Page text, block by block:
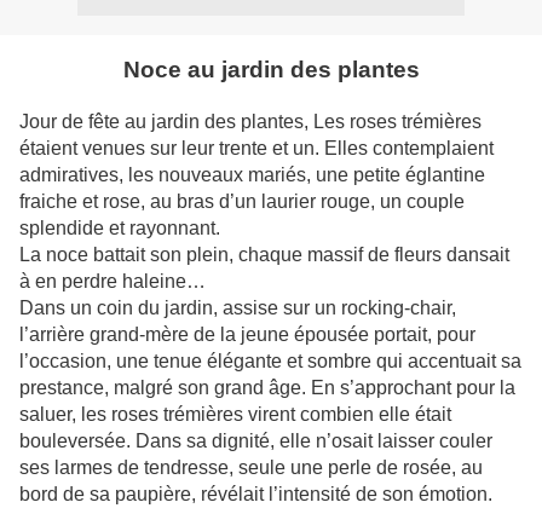
Noce au jardin des plantes
Jour de fête au jardin des plantes, Les roses trémières
étaient venues sur leur trente et un. Elles contemplaient
admiratives, les nouveaux mariés, une petite églantine
fraiche et rose, au bras d’un laurier rouge, un couple
splendide et rayonnant.
La noce battait son plein, chaque massif de fleurs dansait
à en perdre haleine…
Dans un coin du jardin, assise sur un rocking-chair,
l’arrière grand-mère de la jeune épousée portait, pour
l’occasion, une tenue élégante et sombre qui accentuait sa
prestance, malgré son grand âge. En s’approchant pour la
saluer, les roses trémières virent combien elle était
bouleversée. Dans sa dignité, elle n’osait laisser couler
ses larmes de tendresse, seule une perle de rosée, au
bord de sa paupière, révélait l’intensité de son émotion.